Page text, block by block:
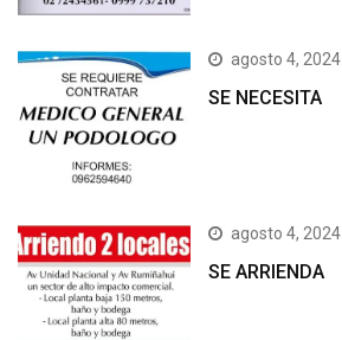
agosto 4, 2024
SE NECESITA
agosto 4, 2024
SE ARRIENDA